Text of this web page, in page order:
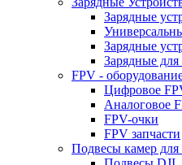
Зарядные
Зарядные
Зарядные для
FPV -
Цифровое
Аналоговое
FPV-очки
FPV запчасти
Подвесы камер для